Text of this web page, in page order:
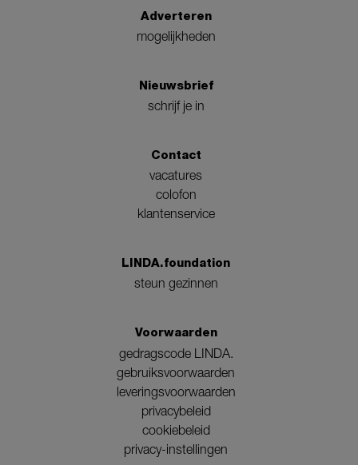
Adverteren
mogelijkheden
Nieuwsbrief
schrijf je in
Contact
vacatures
colofon
klantenservice
LINDA.foundation
steun gezinnen
Voorwaarden
gedragscode LINDA.
gebruiksvoorwaarden
leveringsvoorwaarden
privacybeleid
cookiebeleid
privacy-instellingen